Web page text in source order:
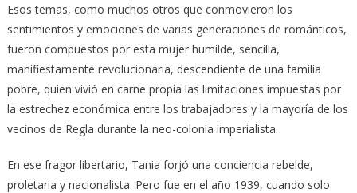
Esos temas, como muchos otros que conmovieron los
sentimientos y emociones de varias generaciones de románticos,
fueron compuestos por esta mujer humilde, sencilla,
manifiestamente revolucionaria, descendiente de una familia
pobre, quien vivió en carne propia las limitaciones impuestas por
la estrechez económica entre los trabajadores y la mayoría de los
vecinos de Regla durante la neo-colonia imperialista.
En ese fragor libertario, Tania forjó una conciencia rebelde,
proletaria y nacionalista. Pero fue en el año 1939, cuando solo